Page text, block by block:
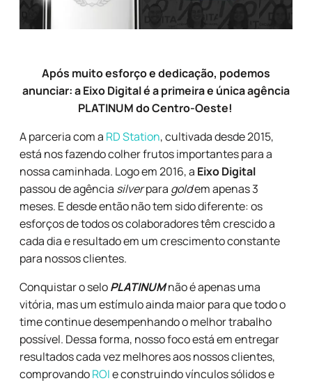
Após muito esforço e dedicação, podemos
anunciar: a Eixo Digital é a primeira e única agência
PLATINUM do Centro-Oeste!
A parceria com a RD Station, cultivada desde 2015,
está nos fazendo colher frutos importantes para a
nossa caminhada. Logo em 2016, a Eixo Digital
passou de agência silverpara goldem apenas 3
meses. E desde então não tem sido diferente: os
esforços de todos os colaboradores têm crescido a
cada dia e resultado em um crescimento constante
para nossos clientes.
Conquistar o seloPLATINUMnão é apenas uma
vitória, mas um estímulo ainda maior para que todo o
time continue desempenhando o melhor trabalho
possível. Dessa forma, nosso foco está em entregar
resultados cada vez melhores aos nossos clientes,
comprovandoROIe construindo vínculos sólidos e